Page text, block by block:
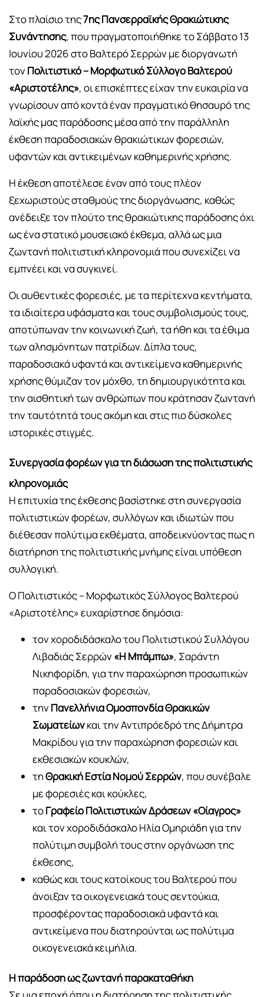
Στο πλαίσιο της7ης Πανσερραϊκής Θρακιώτικης
Συνάντησης, που πραγματοποιήθηκε το Σάββατο 13
Ιουνίου 2026 στο Βαλτερό Σερρών με διοργανωτή
τον Πολιτιστικό – Μορφωτικό Σύλλογο Βαλτερού
«Αριστοτέλης», οι επισκέπτες είχαν την ευκαιρία να
γνωρίσουν από κοντά έναν πραγματικό θησαυρό της
λαϊκής μας παράδοσης μέσα από την παράλληλη
έκθεση παραδοσιακών θρακιώτικων φορεσιών,
υφαντών και αντικειμένων καθημερινής χρήσης.
Η έκθεση αποτέλεσε έναν από τους πλέον
ξεχωριστούς σταθμούς της διοργάνωσης, καθώς
ανέδειξε τον πλούτο της θρακιώτικης παράδοσης όχι
ως ένα στατικό μουσειακό έκθεμα, αλλά ως μια
ζωντανή πολιτιστική κληρονομιά που συνεχίζει να
εμπνέει και να συγκινεί.
Οι αυθεντικές φορεσιές, με τα περίτεχνα κεντήματα,
τα ιδιαίτερα υφάσματα και τους συμβολισμούς τους,
αποτύπωναν την κοινωνική ζωή, τα ήθη και τα έθιμα
των αλησμόνητων πατρίδων. Δίπλα τους,
παραδοσιακά υφαντά και αντικείμενα καθημερινής
χρήσης θύμιζαν τον μόχθο, τη δημιουργικότητα και
την αισθητική των ανθρώπων που κράτησαν ζωντανή
την ταυτότητά τους ακόμη και στις πιο δύσκολες
ιστορικές στιγμές.
Συνεργασία φορέων για τη διάσωση της πολιτιστικής
κληρονομιάς
Η επιτυχία της έκθεσης βασίστηκε στη συνεργασία
πολιτιστικών φορέων, συλλόγων και ιδιωτών που
διέθεσαν πολύτιμα εκθέματα, αποδεικνύοντας πως η
διατήρηση της πολιτιστικής μνήμης είναι υπόθεση
συλλογική.
Ο Πολιτιστικός – Μορφωτικός Σύλλογος Βαλτερού
«Αριστοτέλης» ευχαρίστησε δημόσια:
τον χοροδιδάσκαλο του Πολιτιστικού Συλλόγου
Λιβαδιάς Σερρών «Η Μπάμπω», Σαράντη
Νικηφορίδη, για την παραχώρηση προσωπικών
παραδοσιακών φορεσιών,
την Πανελλήνια Ομοσπονδία Θρακικών
Σωματείωνκαι την Αντιπρόεδρό της Δήμητρα
Μακρίδου για την παραχώρηση φορεσιών και
εκθεσιακών κουκλών,
τηΘρακική Εστία Νομού Σερρών, που συνέβαλε
με φορεσιές και κούκλες,
τοΓραφείο Πολιτιστικών Δράσεων «Οίαγρος»
και τον χοροδιδάσκαλο Ηλία Ομηριάδη για την
πολύτιμη συμβολή τους στην οργάνωση της
έκθεσης,
καθώς και τους κατοίκους του Βαλτερού που
άνοιξαν τα οικογενειακά τους σεντούκια,
προσφέροντας παραδοσιακά υφαντά και
αντικείμενα που διατηρούνται ως πολύτιμα
οικογενειακά κειμήλια.
Η παράδοση ως ζωντανή παρακαταθήκη